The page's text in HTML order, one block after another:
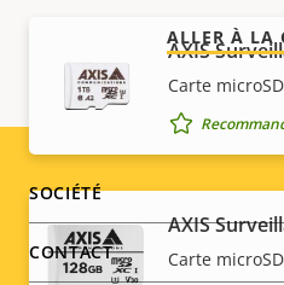
AXIS
Carte
AXIS
Carte
ALLER À LA
Footer
menu
SOCIÉTÉ
CONTACT